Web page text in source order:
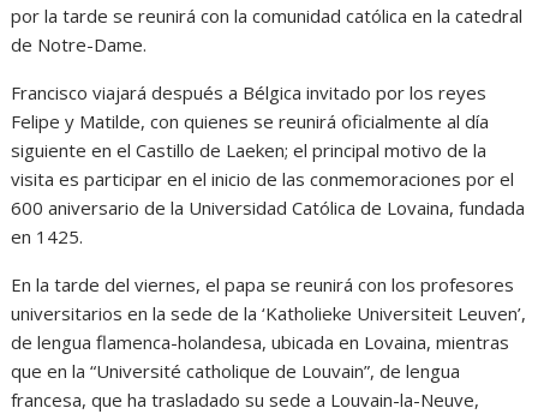
por la tarde se reunirá con la comunidad católica en la catedral
de Notre-Dame.
Francisco viajará después a Bélgica invitado por los reyes
Felipe y Matilde, con quienes se reunirá oficialmente al día
siguiente en el Castillo de Laeken; el principal motivo de la
visita es participar en el inicio de las conmemoraciones por el
600 aniversario de la Universidad Católica de Lovaina, fundada
en 1425.
En la tarde del viernes, el papa se reunirá con los profesores
universitarios en la sede de la ‘Katholieke Universiteit Leuven’,
de lengua flamenca-holandesa, ubicada en Lovaina, mientras
que en la “Université catholique de Louvain”, de lengua
francesa, que ha trasladado su sede a Louvain-la-Neuve,